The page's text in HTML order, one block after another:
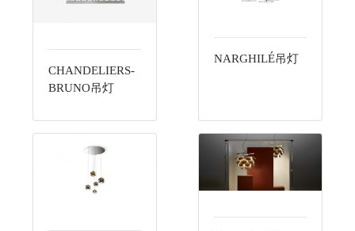
CHANDELIERS-
BRUNO吊灯
NARGHILÉ吊灯